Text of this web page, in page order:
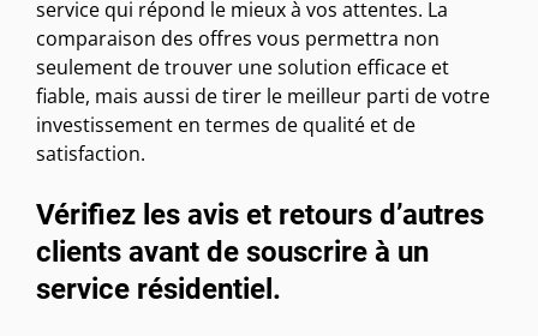
service qui répond le mieux à vos attentes. La
comparaison des offres vous permettra non
seulement de trouver une solution efficace et
fiable, mais aussi de tirer le meilleur parti de votre
investissement en termes de qualité et de
satisfaction.
Vérifiez les avis et retours d’autres
clients avant de souscrire à un
service résidentiel.